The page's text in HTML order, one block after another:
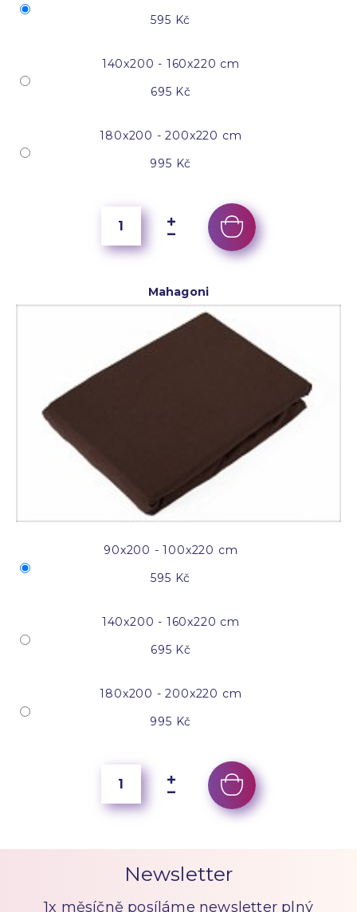
595 Kč
140x200 - 160x220 cm
695 Kč
180x200 - 200x220 cm
995 Kč
Mahagoni
90x200 - 100x220 cm
595 Kč
140x200 - 160x220 cm
695 Kč
180x200 - 200x220 cm
995 Kč
Newsletter
1x měsíčně posíláme newsletter plný